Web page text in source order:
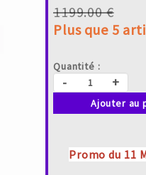
1199.00 €
Plus que 5
Quantité :
- +
Ajouter au
Promo du 11